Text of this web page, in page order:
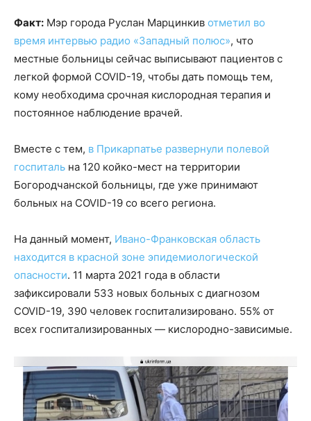
Факт: Мэр города Руслан Марцинкив отметил во
время интервью радио «Западный полюс», что
местные больницы сейчас выписывают пациентов с
легкой формой COVID-19, чтобы дать помощь тем,
кому необходима срочная кислородная терапия и
постоянное наблюдение врачей.
Вместе с тем, в Прикарпатье развернули полевой
госпиталь на 120 койко-мест на территории
Богородчанской больницы, где уже принимают
больных на COVID-19 со всего региона.
На данный момент, Ивано-Франковская область
находится в красной зоне эпидемиологической
опасности. 11 марта 2021 года в области
зафиксировали 533 новых больных с диагнозом
COVID-19, 390 человек госпитализировано. 55% от
всех госпитализированных — кислородно-зависимые.